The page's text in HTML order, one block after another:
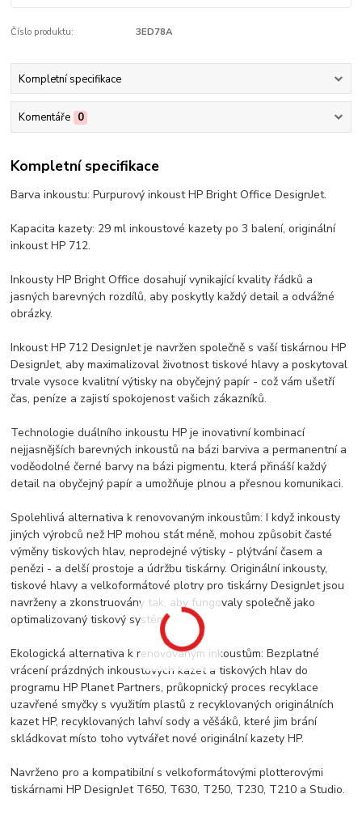
Číslo produktu: 3ED78A
Kompletní specifikace
Komentáře 0
Kompletní specifikace
Barva inkoustu: Purpurový inkoust HP Bright Office DesignJet.
Kapacita kazety: 29 ml inkoustové kazety po 3 balení, originální
inkoust HP 712.
Inkousty HP Bright Office dosahují vynikající kvality řádků a
jasných barevných rozdílů, aby poskytly každý detail a odvážné
obrázky.
Inkoust HP 712 DesignJet je navržen společně s vaší tiskárnou HP
DesignJet, aby maximalizoval životnost tiskové hlavy a poskytoval
trvale vysoce kvalitní výtisky na obyčejný papír - což vám ušetří
čas, peníze a zajistí spokojenost vašich zákazníků.
Technologie duálního inkoustu HP je inovativní kombinací
nejjasnějších barevných inkoustů na bázi barviva a permanentní a
voděodolné černé barvy na bázi pigmentu, která přináší každý
detail na obyčejný papír a umožňuje plnou a přesnou komunikaci.
Spolehlivá alternativa k renovovaným inkoustům: I když inkousty
jiných výrobců než HP mohou stát méně, mohou způsobit časté
výměny tiskových hlav, neprodejné výtisky - plýtvání časem a
penězi - a delší prostoje a údržbu tiskárny. Originální inkousty,
tiskové hlavy a velkoformátové plotry pro tiskárny DesignJet jsou
navrženy a zkonstruovány tak, aby fungovaly společně jako
optimalizovaný tiskový systém.
Ekologická alternativa k renovovaným inkoustům: Bezplatné
vrácení prázdných inkoustových kazet a tiskových hlav do
programu HP Planet Partners, průkopnický proces recyklace
uzavřené smyčky s využitím plastů z recyklovaných originálních
kazet HP, recyklovaných lahví sody a věšáků, které jim brání
skládkovat místo toho vytvářet nové originální kazety HP.
Navrženo pro a kompatibilní s velkoformátovými plotterovými
tiskárnami HP DesignJet T650, T630, T250, T230, T210 a Studio.